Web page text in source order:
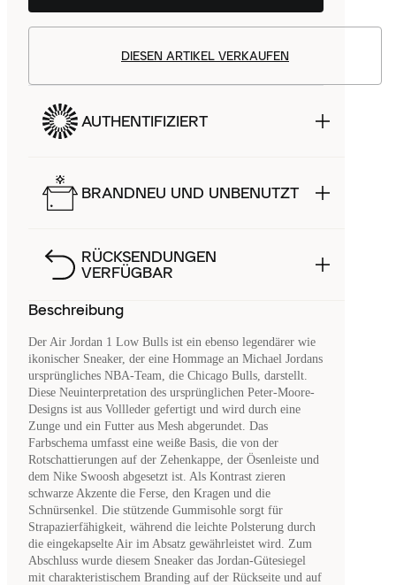
DIESEN ARTIKEL VERKAUFEN
AUTHENTIFIZIERT
BRANDNEU UND UNBENUTZT
RÜCKSENDUNGEN
VERFÜGBAR
Beschreibung
Der Air Jordan 1 Low Bulls ist ein ebenso legendärer wie
ikonischer Sneaker, der eine Hommage an Michael Jordans
ursprüngliches NBA-Team, die Chicago Bulls, darstellt.
Diese Neuinterpretation des ursprünglichen Peter-Moore-
Designs ist aus Vollleder gefertigt und wird durch eine
Zunge und ein Futter aus Mesh abgerundet. Das
Farbschema umfasst eine weiße Basis, die von der
Rotschattierungen auf der Zehenkappe, der Ösenleiste und
dem Nike Swoosh abgesetzt ist. Als Kontrast zieren
schwarze Akzente die Ferse, den Kragen und die
Schnürsenkel. Die stützende Gummisohle sorgt für
Strapazierfähigkeit, während die leichte Polsterung durch
die eingekapselte Air im Absatz gewährleistet wird. Zum
Abschluss wurde diesem Sneaker das Jordan-Gütesiegel
mit charakteristischem Branding auf der Rückseite und auf